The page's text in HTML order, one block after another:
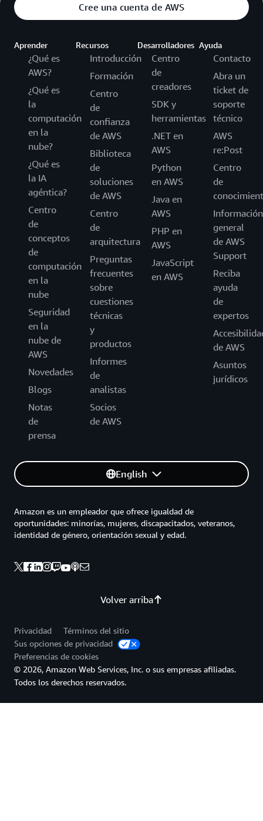
Cree una cuenta de AWS
Aprender
¿Qué es
AWS?
¿Qué es
la
computación
en la
nube?
¿Qué es
la IA
agéntica?
Centro
de
conceptos
de
computación
en la
nube
Seguridad
en la
nube de
AWS
Novedades
Blogs
Notas
de
prensa
Recursos
Introducción
Formación
Centro
de
confianza
de AWS
Biblioteca
de
soluciones
de AWS
Centro
de
arquitectura
Preguntas
frecuentes
sobre
cuestiones
técnicas
y
productos
Informes
de
analistas
Socios
de AWS
Desarrolladores
Centro
de
creadores
SDK y
herramientas
.NET en
AWS
Python
en AWS
Java en
AWS
PHP en
AWS
JavaScript
en AWS
Ayuda
Contacto
Abra un
ticket de
soporte
técnico
AWS
re:Post
Centro
de
Información
general
de AWS
Support
Reciba
ayuda
de
expertos
de AWS
Asuntos
jurídicos
English
Volver arriba
Amazon es un empleador que ofrece igualdad de
oportunidades: minorías, mujeres, discapacitados, veteranos,
identidad de género, orientación sexual y edad.
Privacidad
Términos del sitio
Sus opciones de privacidad
Preferencias de cookies
© 2026, Amazon Web Services, Inc. o sus empresas afiliadas.
Todos los derechos reservados.